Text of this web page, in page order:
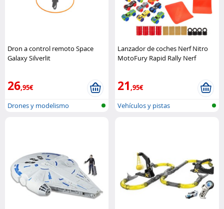
Dron a control remoto Space
Galaxy Silverlit
26,95€
Drones y modelismo
Lanzador de coches Nerf Nitro
MotoFury Rapid Rally Nerf
21,95€
Vehículos y pistas